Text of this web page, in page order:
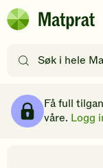
Hopp til
Matprat
etter
filtre
Få full
våre. Logg